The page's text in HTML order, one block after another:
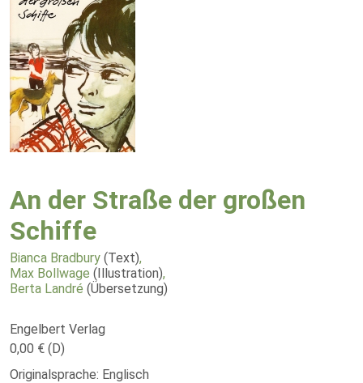
An der Straße der großen
Schiffe
Bianca Bradbury (Text),
Max Bollwage (Illustration),
Berta Landré (Übersetzung)
Engelbert Verlag
0,00 € (D)
Originalsprache: Englisch